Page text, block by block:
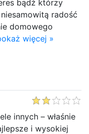
bądź którzy
radość
domowego
więcej »
innych – właśnie
i wysokiej